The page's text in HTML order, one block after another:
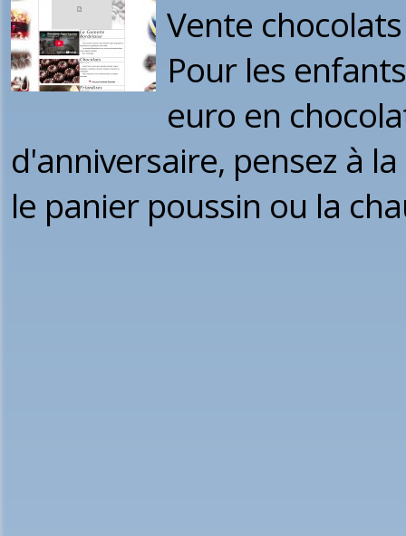
Vente
Pour les
euro en
d'anniversaire, pensez à
le panier poussin ou la